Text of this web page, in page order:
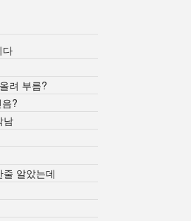
다
려 부름?
?
남
알았는데